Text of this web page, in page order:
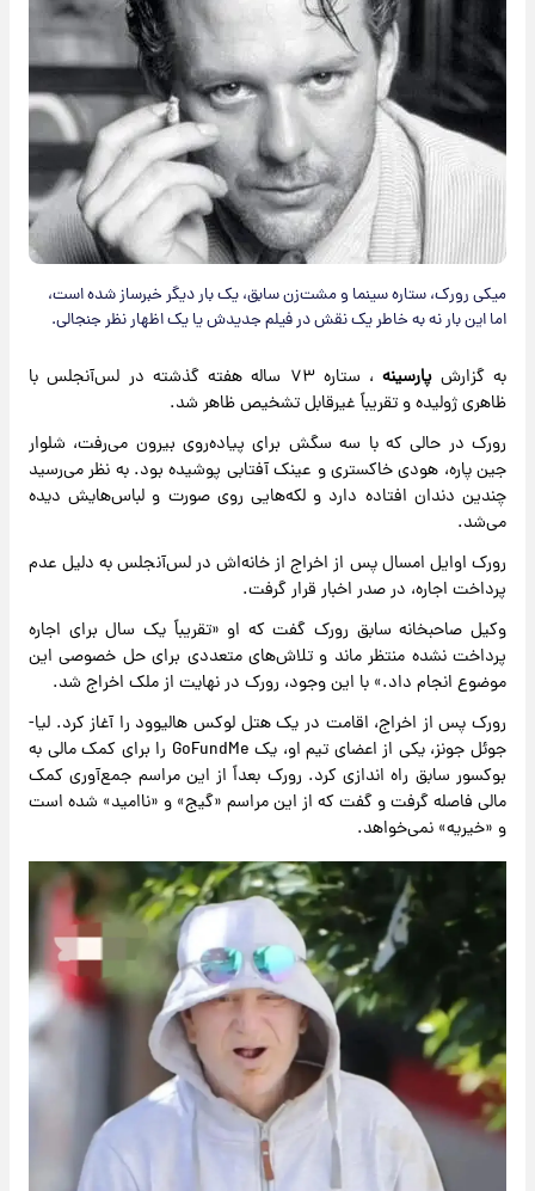
میکی رورک، ستاره سینما و مشت‌زن سابق، یک بار دیگر خبرساز شده است،
اما این بار نه به خاطر یک نقش در فیلم جدیدش یا یک اظهار نظر جنجالی.
به گزارشپارسینه
، ستاره ۷۳ ساله هفته گذشته در لس‌آنجلس با
ظاهری ژولیده و تقریباً غیرقابل تشخیص ظاهر شد.
رورک در حالی که با سه سگش برای پیاده‌روی بیرون می‌رفت، شلوار
جین پاره، هودی خاکستری و عینک آفتابی پوشیده بود. به نظر می‌رسید
چندین دندان افتاده دارد و لکه‌هایی روی صورت و لباس‌هایش دیده
می‌شد.
رورک اوایل امسال پس از اخراج از خانه‌اش در لس‌آنجلس به دلیل عدم
پرداخت اجاره، در صدر اخبار قرار گرفت.
وکیل صاحبخانه سابق رورک گفت که او «تقریباً یک سال برای اجاره
پرداخت نشده منتظر ماند و تلاش‌های متعددی برای حل خصوصی این
موضوع انجام داد.» با این وجود، رورک در نهایت از ملک اخراج شد.
رورک پس از اخراج، اقامت در یک هتل لوکس هالیوود را آغاز کرد. لیا-
جوئل جونز، یکی از اعضای تیم او، یک GoFundMe را برای کمک مالی به
بوکسور سابق راه اندازی کرد. رورک بعداً از این مراسم جمع‌آوری کمک
مالی فاصله گرفت و گفت که از این مراسم «گیج» و «ناامید» شده است
و «خیریه» نمی‌خواهد.